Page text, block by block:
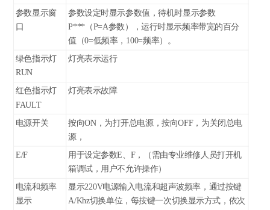
参数显示窗
口
参数设定时显示参数值，待机时显示参数
P***（P=A参数），运行时显示频率带宽的百分
值（0=低频率，100=频率）。
绿色指示灯
RUN
灯亮表示运行
红色指示灯
FAULT
灯亮表示故障
电源开关
按向ON，为打开总电源，按向OFF，为关闭总电
源，
E/F 用于设定参数E、F，（需由专业维修人员打开机
箱调试，用户不允许操作）
电流和频率
显示
显示220V电源输入电流和超声波频率，通过按键
A/Khz切换单位，每按键一次切换显示方式，依次